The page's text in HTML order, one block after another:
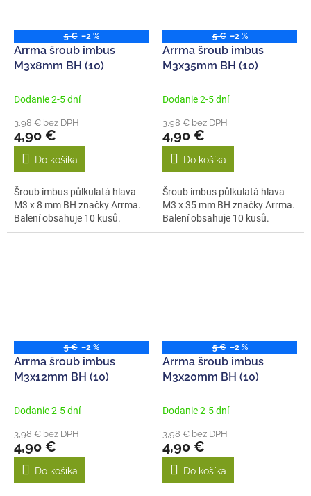
5 € –2 %
Arrma šroub imbus
M3x8mm BH (10)
Dodanie 2-5 dní
3,98 € bez DPH
4,90 €
Do košíka
Šroub imbus půlkulatá hlava
M3 x 8 mm BH značky Arrma.
Balení obsahuje 10 kusů.
5 € –2 %
Arrma šroub imbus
M3x35mm BH (10)
Dodanie 2-5 dní
3,98 € bez DPH
4,90 €
Do košíka
Šroub imbus půlkulatá hlava
M3 x 35 mm BH značky Arrma.
Balení obsahuje 10 kusů.
5 € –2 %
Arrma šroub imbus
M3x12mm BH (10)
Dodanie 2-5 dní
3,98 € bez DPH
4,90 €
Do košíka
5 € –2 %
Arrma šroub imbus
M3x20mm BH (10)
Dodanie 2-5 dní
3,98 € bez DPH
4,90 €
Do košíka